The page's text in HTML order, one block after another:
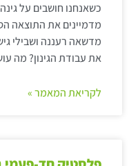
כשאנחנו חושבים על
מדמיינים את התוצאה
מדשאה רעננה ושבילי
את עבודת הגינון? מה
לקריאת המאמר »